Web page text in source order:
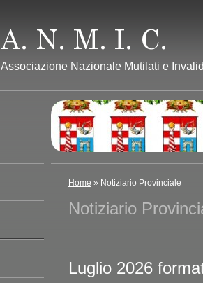
Associazione Nazionale Mutilati e
Home » Notiziario Provinciale
Notiziario
Luglio 2026